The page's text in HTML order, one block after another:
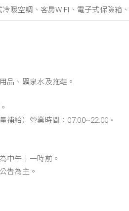
暖空調、客房WIFI、電子式保險箱
品、礦泉水及拖鞋。
給）營業時間：07:00~22:00。
中午十一時前。
告為主。